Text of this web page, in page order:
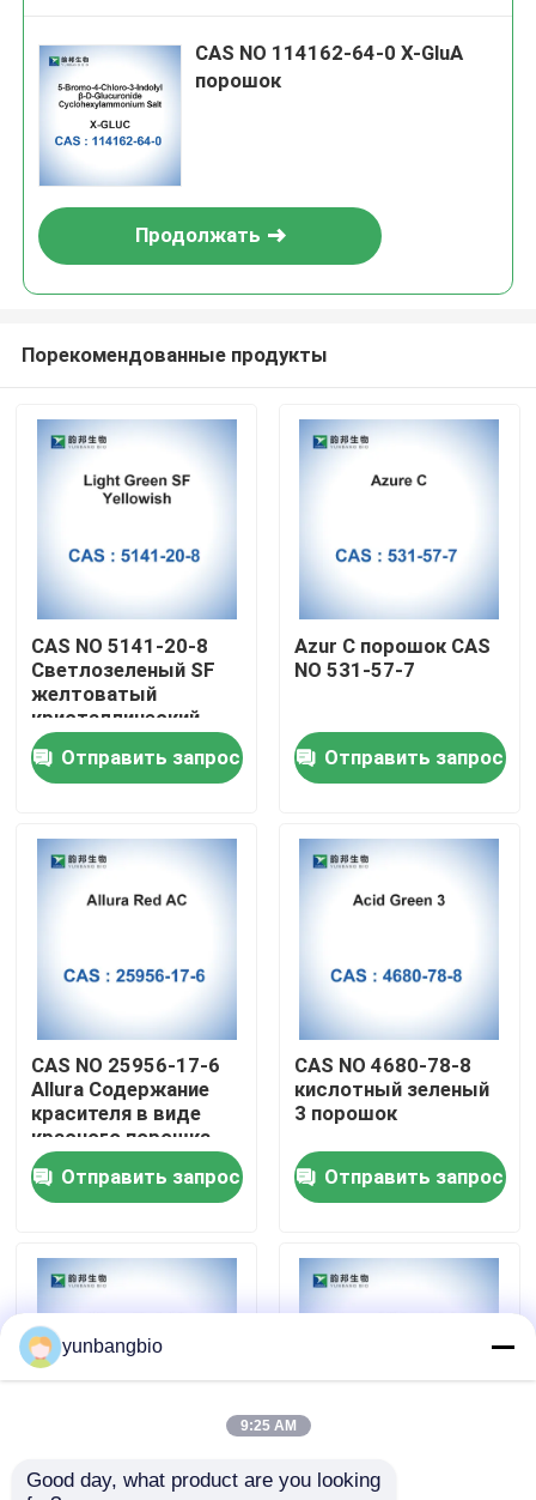
Путешествие фабрики
Проверка качества
Свяжитесь мы
Новости
Случаи
биологические буфера
биохимические реагенты
CAS NO 114162-64-0 X-GluA
порошок
Продолжать
Порекомендованные продукты
CAS NO 5141-20-8
Светлозеленый SF
желтоватый
кристаллический
порошок
Отправить запрос
Azur C порошок CAS
NO 531-57-7
Отправить запрос
CAS NO 25956-17-6
Allura Содержание
красителя в виде
красного порошка
AC 80%
Отправить запрос
CAS NO 4680-78-8
кислотный зеленый
3 порошок
Отправить запрос
Allura Red AC
X-GluA порошок CAS
yunbangbio
9:25 AM
Good day, what product are you looking